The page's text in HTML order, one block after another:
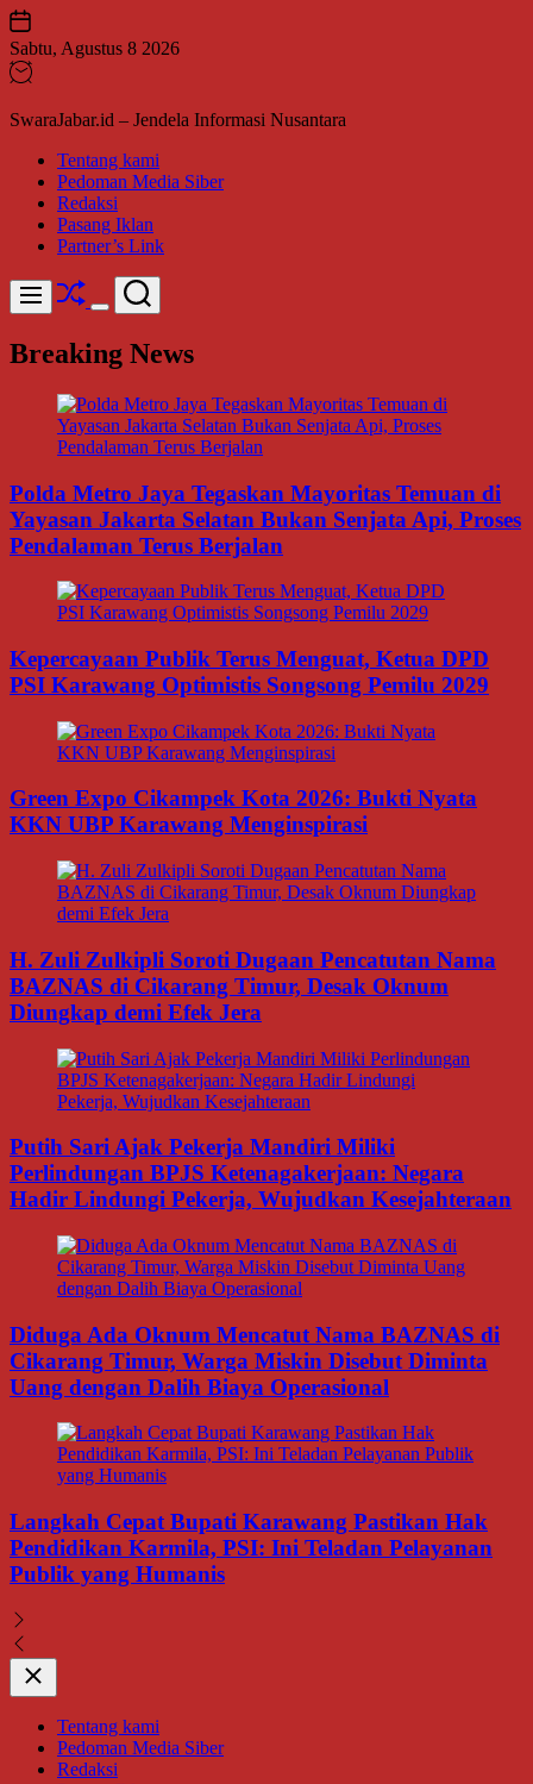
Skip
to
content
Sabtu, Agustus 8 2026
SwaraJabar.id – Jendela Informasi Nusantara
Tentang kami
Pedoman Media Siber
Redaksi
Pasang Iklan
Partner’s Link
Menu Shuffle
Switch
mode
Search
Breaking News
Polda Metro Jaya Tegaskan Mayoritas Temuan di
Yayasan Jakarta Selatan Bukan Senjata Api, Proses
Pendalaman Terus Berjalan
Kepercayaan Publik Terus Menguat, Ketua DPD
PSI Karawang Optimistis Songsong Pemilu 2029
Green Expo Cikampek Kota 2026: Bukti Nyata
KKN UBP Karawang Menginspirasi
H. Zuli Zulkipli Soroti Dugaan Pencatutan Nama
BAZNAS di Cikarang Timur, Desak Oknum
Diungkap demi Efek Jera
Putih Sari Ajak Pekerja Mandiri Miliki
Perlindungan BPJS Ketenagakerjaan: Negara
Hadir Lindungi Pekerja, Wujudkan Kesejahteraan
Diduga Ada Oknum Mencatut Nama BAZNAS di
Cikarang Timur, Warga Miskin Disebut Diminta
Uang dengan Dalih Biaya Operasional
Langkah Cepat Bupati Karawang Pastikan Hak
Pendidikan Karmila, PSI: Ini Teladan Pelayanan
Publik yang Humanis
Close
Tentang kami
Pedoman Media Siber
Redaksi